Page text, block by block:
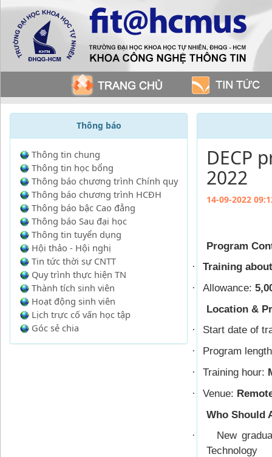
Thông báo
Thông tin chung
Thông tin học bổng
Thông báo chương trình Chính quy
Thông báo chương trình HCĐH
Thông báo bậc Cao đẳng
Thông báo Sau đại học
Thông tin tuyển dụng
Hội thảo - Hội nghị
Tin tức thời sự CNTT
Quy trình thực hiện TN
Thành tích sinh viên
Hoạt động sinh viên
Lịch trực cố vấn học tập
Góc sẻ chia
DECP
2022
14-09-2022
Program
· Training
· Allowance:
Location &
· Start date of
· Program
· Training hour:
· Venue:
Who Should
·
New
Technology